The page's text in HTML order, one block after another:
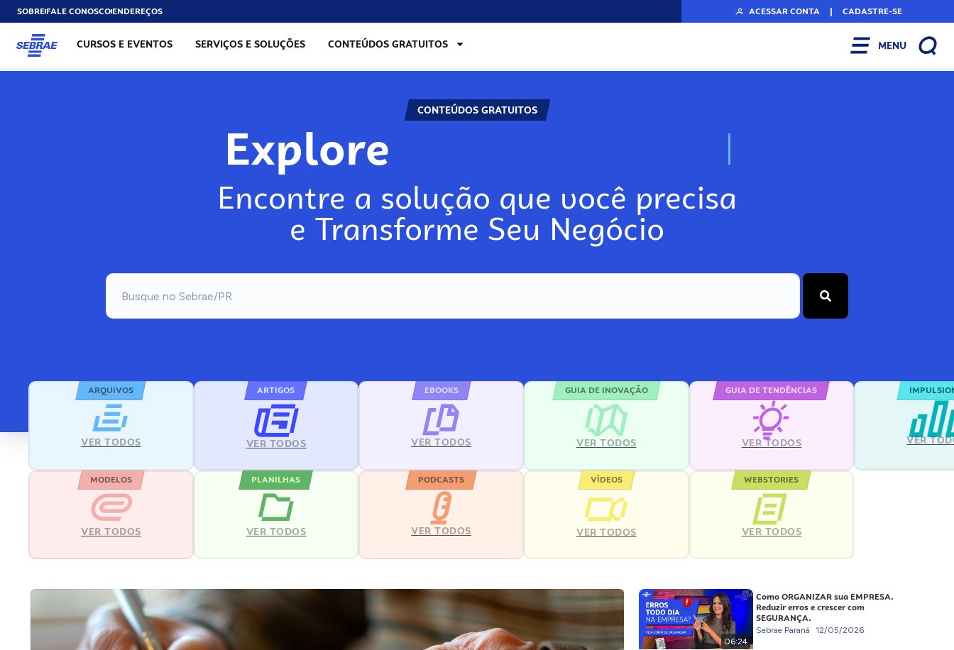
SOBREFALE CONOSCOENDEREÇOS ACESSAR CONTA | CADASTRE-SE
CURSOS E EVENTOS SERVIÇOS E SOLUÇÕES CONTEÚDOS GRATUITOS MENU
CONTEÚDOS GRATUITOS
Explore N
Encontre a solução que você precisa
e Transforme Seu Negócio
ARQUIVOS
VER TODOS
ARTIGOS
VER TODOS
EBOOKS
VER TODOS
GUIA DE INOVAÇÃO
VER TODOS
GUIA DE TENDÊNCIAS
VER TODOS VER
MODELOS
VER TODOS
PLANILHAS
VER TODOS
PODCASTS
VER TODOS
VÍDEOS
VER TODOS
WEBSTORIES
VER TODOS
06:24
Como ORGANIZAR sua EMPRESA.
Reduzir erros e crescer com
SEGURANÇA.
Sebrae Paraná 12/05/2026